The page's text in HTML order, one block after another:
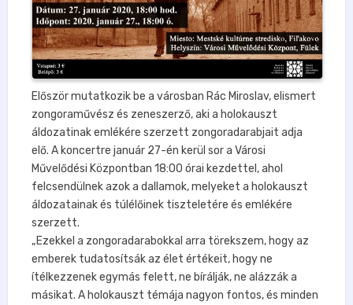
Először mutatkozik be a városban Rác Miroslav, elismert
zongoraművész és zeneszerző, aki a holokauszt
áldozatinak emlékére szerzett zongoradarabjait adja
elő. A koncertre január 27-én kerül sor a Városi
Művelődési Központban 18:00 órai kezdettel, ahol
felcsendülnek azok a dallamok, melyeket a holokauszt
áldozatainak és túlélőinek tiszteletére és emlékére
szerzett.
„Ezekkel a zongoradarabokkal arra törekszem, hogy az
emberek tudatosítsák az élet értékeit, hogy ne
ítélkezzenek egymás felett, ne bírálják, ne alázzák a
másikat. A holokauszt témája nagyon fontos, és minden